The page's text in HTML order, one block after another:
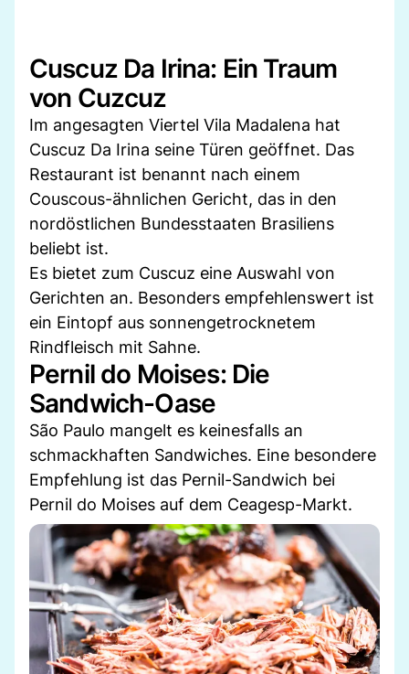
Cuscuz Da Irina: Ein Traum
von Cuzcuz
Im angesagten Viertel Vila Madalena hat
Cuscuz Da Irina seine Türen geöffnet. Das
Restaurant ist benannt nach einem
Couscous-ähnlichen Gericht, das in den
nordöstlichen Bundesstaaten Brasiliens
beliebt ist.
Es bietet zum Cuscuz eine Auswahl von
Gerichten an. Besonders empfehlenswert ist
ein Eintopf aus sonnengetrocknetem
Rindfleisch mit Sahne.
Pernil do Moises: Die
Sandwich-Oase
São Paulo mangelt es keinesfalls an
schmackhaften Sandwiches. Eine besondere
Empfehlung ist das Pernil-Sandwich bei
Pernil do Moises auf dem Ceagesp-Markt.